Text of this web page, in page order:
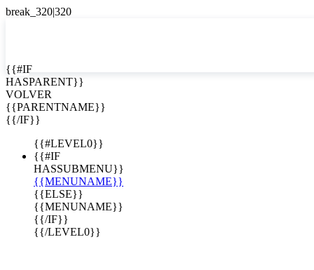

EN
ES
{{#IF
HASPARENT}}
VOLVER
{{PARENTNAME}}
{{/IF}}
{{#LEVEL0}}
{{#IF
HASSUBMENU}}
{{MENUNAME}}
{{ELSE}}
{{MENUNAME}}
{{/IF}}
{{/LEVEL0}}
lujo en
Rica